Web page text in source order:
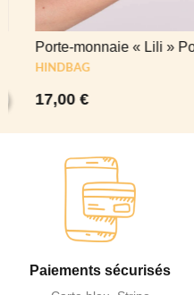
Porte-monnaie « Lili » Pois
HINDBAG
17,00€
Paiements sécurisés